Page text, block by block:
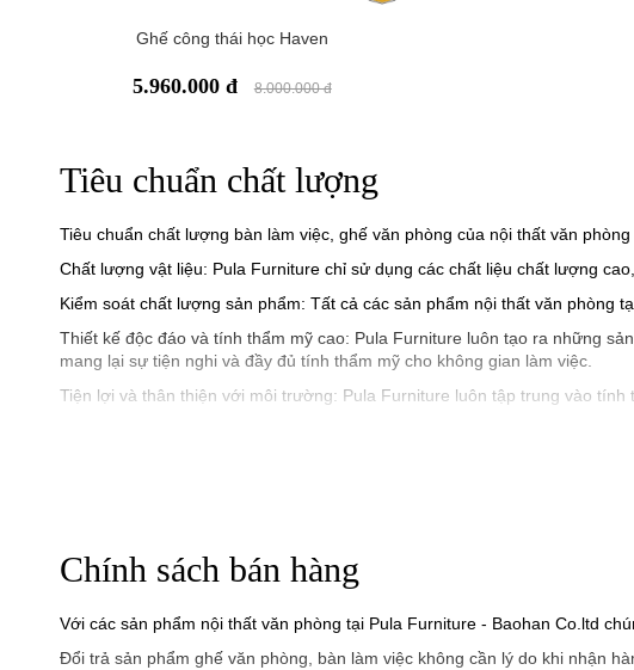
Ghế công thái học Haven
5.960.000 đ 8.000.000 đ
Tiêu chuẩn chất lượng
Tiêu chuẩn chất lượng bàn làm việc, ghế văn phòng của nội thất văn
Chất lượng vật liệu: Pula Furniture chỉ sử dụng các chất liệu chất lượng
Kiểm soát chất lượng sản phẩm: Tất cả các sản phẩm nội thất văn phòng
Thiết kế độc đáo và tính thẩm mỹ cao: Pula Furniture luôn tạo ra những
mang lại sự tiện nghi và đầy đủ tính thẩm mỹ cho không gian làm việc.
Tiện lợi và thân thiện với môi trường: Pula Furniture luôn tập trung vào
Chính sách bán hàng
Với các sản phẩm nội thất văn phòng tại Pula Furniture - Baohan Co.ltd
Đổi trả sản phẩm ghế văn phòng, bàn làm việc không cần lý do khi nhận